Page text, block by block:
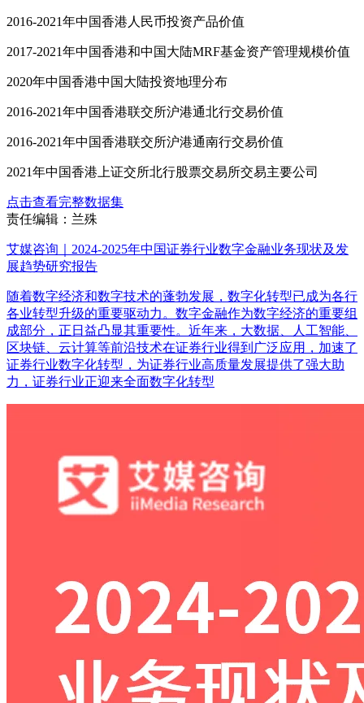
2016-2021年中国香港人民币投资产品价值
2017-2021年中国香港和中国大陆MRF基金资产管理规模价值
2020年中国香港中国大陆投资地理分布
2016-2021年中国香港联交所沪港通北行交易价值
2016-2021年中国香港联交所沪港通南行交易价值
2021年中国香港上证交所北行股票交易所交易主要公司
点击查看完整数据集
责任编辑：兰殊
艾媒咨询｜2024-2025年中国证券行业数字金融业务现状及发
展趋势研究报告
随着数字经济和数字技术的蓬勃发展，数字化转型已成为各行
各业转型升级的重要驱动力。数字金融作为数字经济的重要组
成部分，正日益凸显其重要性。近年来，大数据、人工智能、
区块链、云计算等前沿技术在证券行业得到广泛应用，加速了
证券行业数字化转型，为证券行业高质量发展提供了强大助
力，证券行业正迎来全面数字化转型